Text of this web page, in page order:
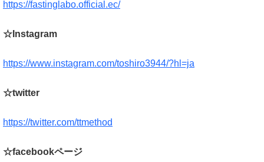
https://fastinglabo.official.ec/
☆Instagram
https://www.instagram.com/toshiro3944/?hl=ja
☆twitter
https://twitter.com/ttmethod
☆facebookページ